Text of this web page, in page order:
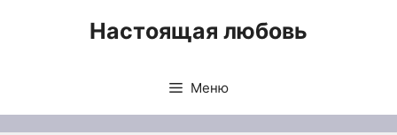
Настоящая любовь
Меню